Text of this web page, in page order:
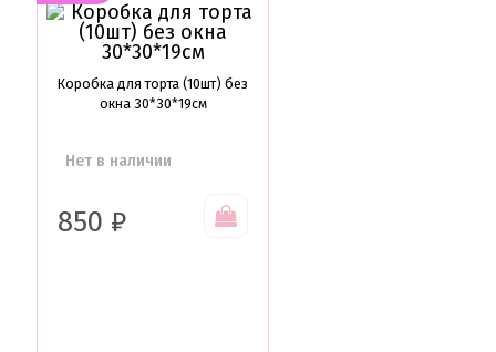
Глазурь для кондитеров
Шоколад для кондитеров
Коробка для торта (10шт) без
окна 30*30*19см
Нет в наличии
850 ₽